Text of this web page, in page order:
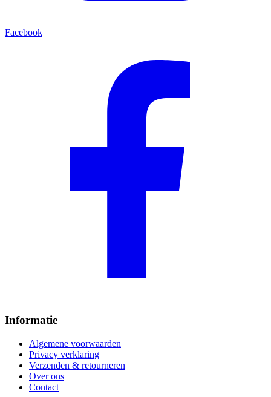
Facebook
Informatie
Algemene voorwaarden
Privacy verklaring
Verzenden & retourneren
Over ons
Contact